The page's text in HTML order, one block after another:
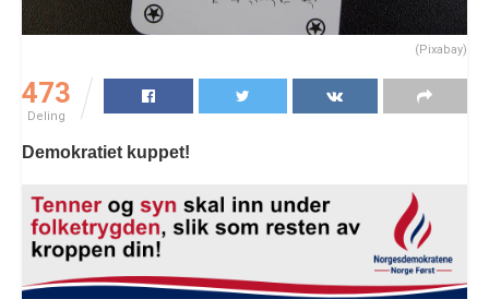
(Pixabay)
473
Deling
Demokratiet kuppet!